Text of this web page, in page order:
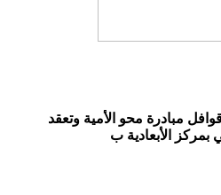
مبادرة محو الأمية وتعقد